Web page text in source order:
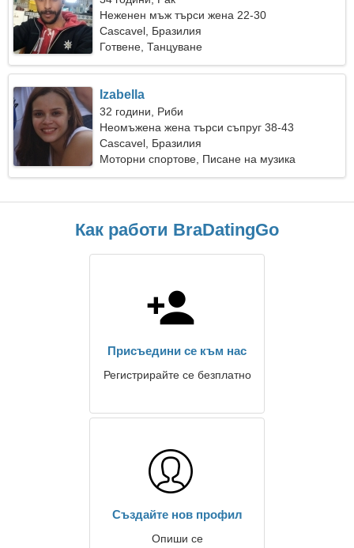
Неженен мъж търси жена 22-30
Cascavel, Бразилия
Готвене, Танцуване
Izabella
32 години, Риби
Неомъжена жена търси съпруг 38-43
Cascavel, Бразилия
Моторни спортове, Писане на музика
Как работи BraDatingGo
Присъедини се към нас
Регистрирайте се безплатно
Създайте нов профил
Опиши се